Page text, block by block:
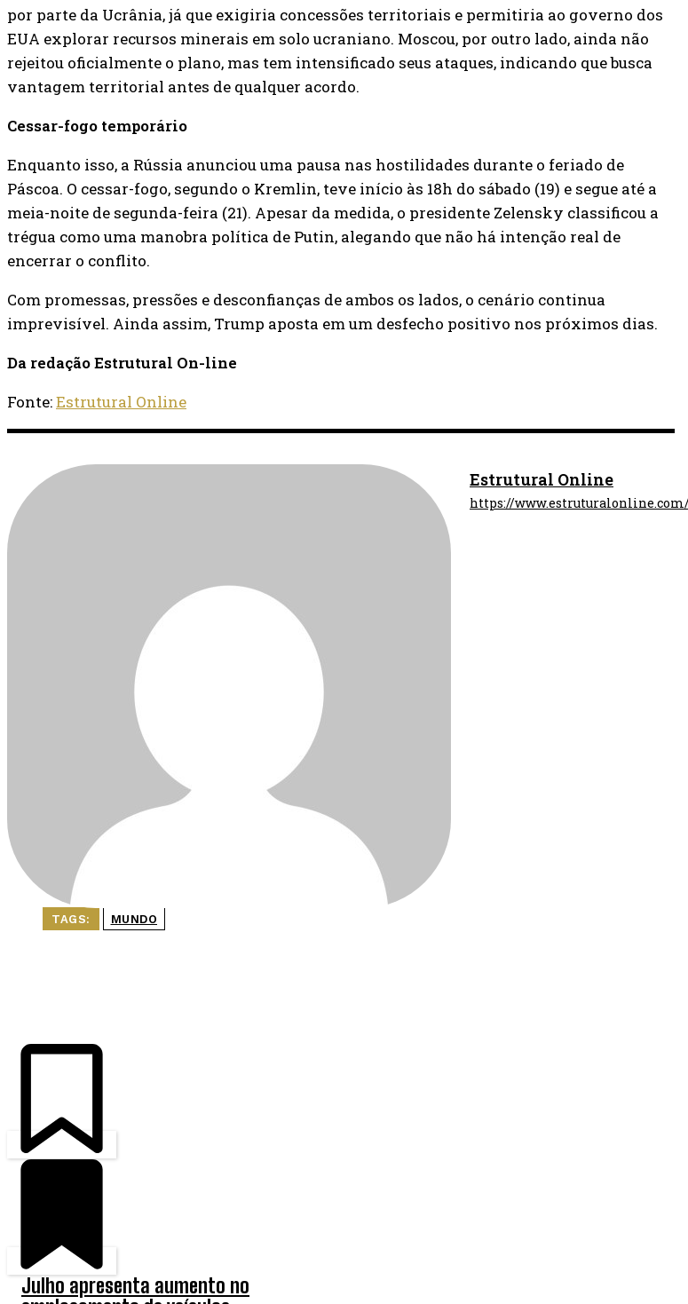
por parte da Ucrânia, já que exigiria concessões territoriais e permitiria ao governo dos
EUA explorar recursos minerais em solo ucraniano. Moscou, por outro lado, ainda não
rejeitou oficialmente o plano, mas tem intensificado seus ataques, indicando que busca
vantagem territorial antes de qualquer acordo.
Cessar-fogo temporário
Enquanto isso, a Rússia anunciou uma pausa nas hostilidades durante o feriado de
Páscoa. O cessar-fogo, segundo o Kremlin, teve início às 18h do sábado (19) e segue até a
meia-noite de segunda-feira (21). Apesar da medida, o presidente Zelensky classificou a
trégua como uma manobra política de Putin, alegando que não há intenção real de
encerrar o conflito.
Com promessas, pressões e desconfianças de ambos os lados, o cenário continua
imprevisível. Ainda assim, Trump aposta em um desfecho positivo nos próximos dias.
Da redação Estrutural On-line
Fonte:Estrutural Online
Estrutural Online
https://
TAGS: MUNDO
Julho apresenta aumento no